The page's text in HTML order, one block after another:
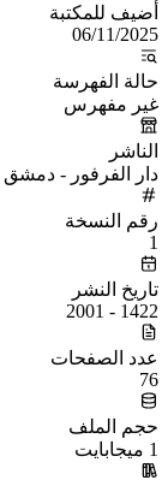
أُضيف للمكتبة
06/11/2025
حالة الفهرسة
غير مفهرس
الناشر
دار الفرفور - دمشق
رقم النسخة
1
تاريخ النشر
1422 - 2001
عدد الصفحات
76
حجم الملف
1 ميجابايت